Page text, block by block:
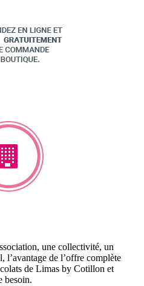
une collectivité, un
l’avantage de l’offre complète
de Limas by Cotillon et
besoin.